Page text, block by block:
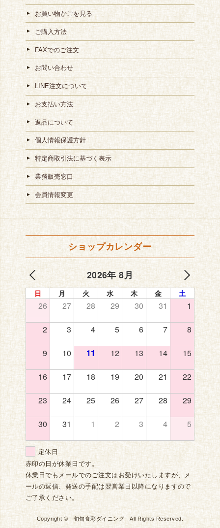
お買い物かごを見る
ご購入方法
FAXでのご注文
お問い合わせ
LINE注文について
お支払い方法
返品について
個人情報保護方針
特定商取引法に基づく表示
業務販売窓口
会員情報変更
ショップカレンダー
2026年 8月
日 月 火 水 木 金 土
26 27 28 29 30 31 1
2 3 4 5 6 7 8
9 10 11 12 13 14 15
16 17 18 19 20 21 22
23 24 25 26 27 28 29
30 31 1 2 3 4 5
定休日
赤印の日が休業日です。
休業日でもメールでのご注文はお受けいたしますが、メ
ールの返信、発送の手配は翌営業日以降になりますので
ご了承ください。
Copyright © 旬旬食彩ダイニング All Rights Reserved.